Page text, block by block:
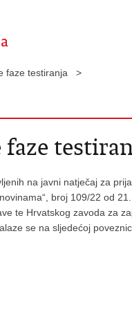
faze testiranja >
na javni natječaj za
broj 109/22 od
te Hrvatskog zavoda za
se na sljedećoj